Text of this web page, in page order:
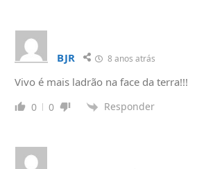
BJR 8 anos atrás
Vivo é mais ladrão na face da terra!!!
0 0 Responder